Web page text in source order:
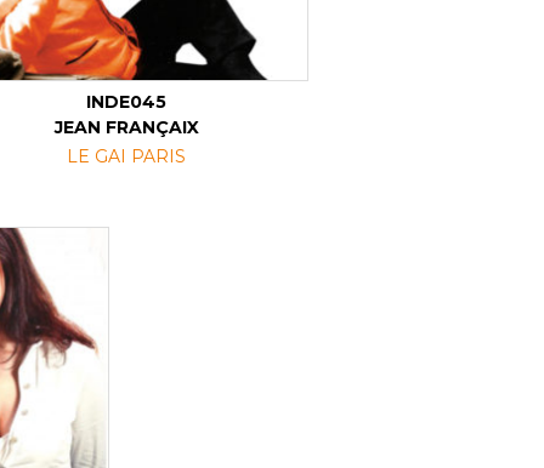
INDE045
JEAN FRANÇAIX
LE GAI PARIS